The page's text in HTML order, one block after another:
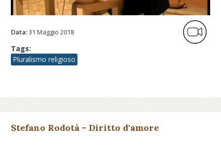
Data:31 Maggio 2018
Tags:
Pluralismo religioso
Stefano Rodotà - Diritto d'amore